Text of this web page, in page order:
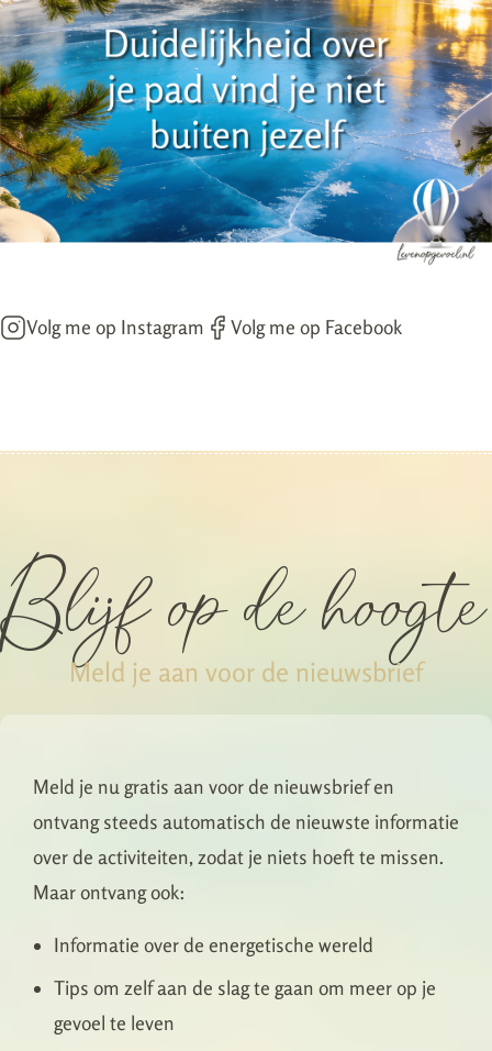
Volg me op Instagram Volg me op Facebook
Blijf op de hoogte
Meld je aan voor de nieuwsbrief
Meld je nu gratis aan voor de nieuwsbrief en
ontvang steeds automatisch de nieuwste informatie
over de activiteiten, zodat je niets hoeft te missen.
Maar ontvang ook:
Informatie over de energetische wereld
Tips om zelf aan de slag te gaan om meer op je
gevoel te leven